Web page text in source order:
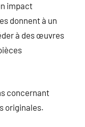
impact
donnent à un
à des œuvres
concernant
originales.